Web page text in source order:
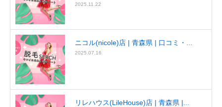
2025.11.22
ニコル(nicole)店 | 青森県 | 口コミ・...
2025.07.16
リレハウス(LileHouse)店 | 青森県 |...